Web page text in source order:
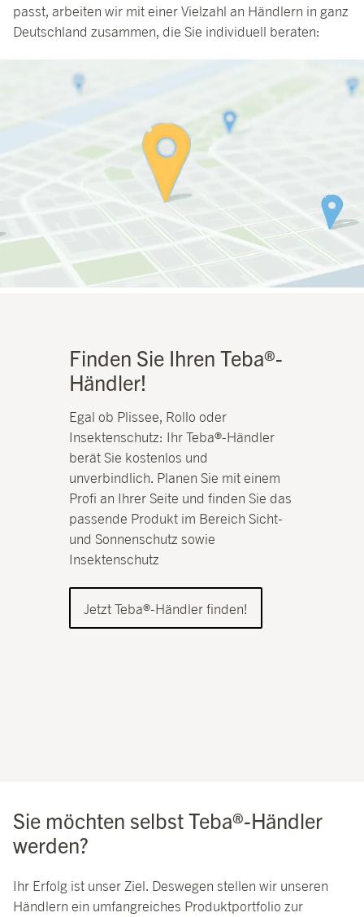
passt, arbeiten wir mit einer Vielzahl an Händlern in ganz
Deutschland zusammen, die Sie individuell beraten:
Finden Sie Ihren Teba®-
Händler!
Egal ob Plissee, Rollo oder
Insektenschutz: Ihr Teba®-Händler
berät Sie kostenlos und
unverbindlich. Planen Sie mit einem
Profi an Ihrer Seite und finden Sie das
passende Produkt im Bereich Sicht-
und Sonnenschutz sowie
Insektenschutz
Jetzt Teba®-Händler finden!
Sie möchten selbst Teba®-Händler
werden?
Ihr Erfolg ist unser Ziel. Deswegen stellen wir unseren
Händlern ein umfangreiches Produktportfolio zur